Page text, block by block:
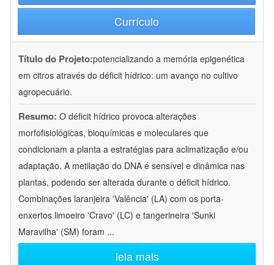
Currículo
Título do Projeto:potencializando a memória epigenética
em citros através do déficit hídrico: um avanço no cultivo
agropecuário.
Resumo: O déficit hídrico provoca alterações
morfofisiológicas, bioquímicas e moleculares que
condicionam a planta a estratégias para aclimatização e/ou
adaptação. A metilação do DNA é sensível e dinâmica nas
plantas, podendo ser alterada durante o déficit hídrico.
Combinações laranjeira 'Valência' (LA) com os porta-
enxertos limoeiro 'Cravo' (LC) e tangerineira 'Sunki
Maravilha' (SM) foram ...
leia mais